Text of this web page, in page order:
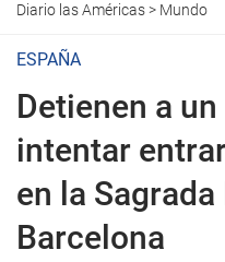
Diario las Américas> Mundo
ESPAÑA
Detienen a
intentar
en la
Barcelona